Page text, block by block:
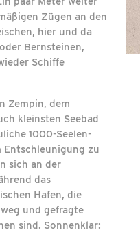
Zügen an den
hier und da
Bernsteinen,
Schiffe
Zempin, dem
kleinsten Seebad
1000-Seelen-
Entschleunigung zu
sich an der
das
Hafen, die
und gefragte
sind. Sonnenklar: